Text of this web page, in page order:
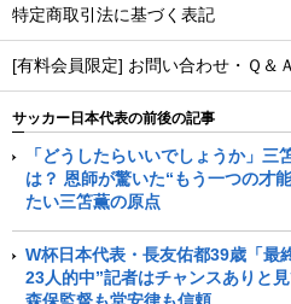
特定商取引法に基づく表記
[有料会員限定] お問い合わせ・Ｑ＆Ａ
サッカー日本代表の前後の記事
「どうしたらいいでしょうか」三
は？ 恩師が驚いた“もう一つの才
たい三笘薫の原点
W杯日本代表・長友佑都39歳「最
23人的中”記者はチャンスありと
森保監督も堂安律も信頼